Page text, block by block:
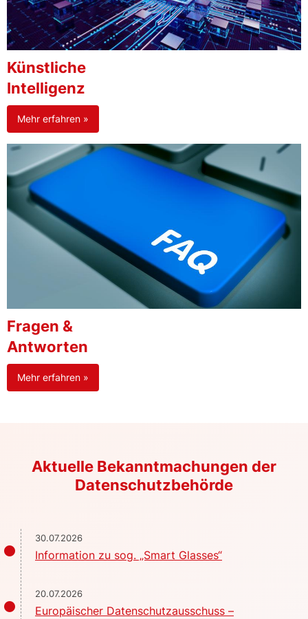
Künstliche
Intelligenz
Mehr erfahren »
Fragen &
Antworten
Mehr erfahren »
Aktuelle Bekanntmachungen der
Datenschutzbehörde
30.07.2026
Information zu sog. „Smart Glasses“
20.07.2026
Europäischer Datenschutzausschuss –